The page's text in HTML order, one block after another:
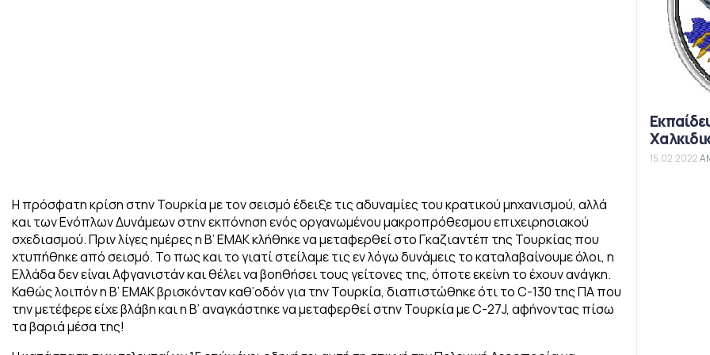
Η πρόσφατη κρίση στην Τουρκία με τον σεισμό έδειξε τις αδυναμίες του κρατικού μηχανισμού, αλλά
και των Ενόπλων Δυνάμεων στην εκπόνηση ενός οργανωμένου μακροπρόθεσμου επιχειρησιακού
σχεδιασμού. Πριν λίγες ημέρες η Β’ ΕΜΑΚ κλήθηκε να μεταφερθεί στο Γκαζιαντέπ της Τουρκίας που
χτυπήθηκε από σεισμό. Το πως και το γιατί στείλαμε τις εν λόγω δυνάμεις το καταλαβαίνουμε όλοι, η
Ελλάδα δεν είναι Αφγανιστάν και θέλει να βοηθήσει τους γείτονες της, όποτε εκείνη το έχουν ανάγκη.
Καθώς λοιπόν η Β’ ΕΜΑΚ βρισκόνταν καθ’οδόν για την Τουρκία, διαπιστώθηκε ότι το C-130 της ΠΑ που
την μετέφερε είχε βλάβη και η Β’ αναγκάστηκε να μεταφερθεί στην Τουρκία με C-27J, αφήνοντας πίσω
τα βαριά μέσα της!
15.02.2022